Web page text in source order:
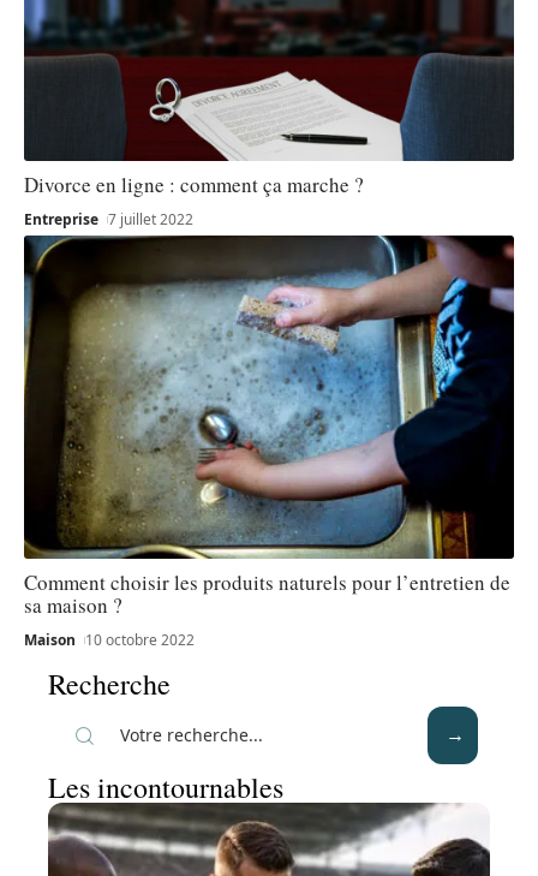
Divorce en ligne : comment ça marche ?
Entreprise 7 juillet 2022
Comment choisir les produits naturels pour l’entretien de
sa maison ?
Maison 10 octobre 2022
Recherche
Les incontournables